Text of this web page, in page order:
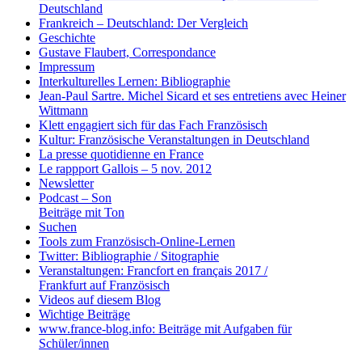
Deutschland
Frankreich – Deutschland: Der Vergleich
Geschichte
Gustave Flaubert, Correspondance
Impressum
Interkulturelles Lernen: Bibliographie
Jean-Paul Sartre. Michel Sicard et ses entretiens avec Heiner
Wittmann
Klett engagiert sich für das Fach Französisch
Kultur: Französische Veranstaltungen in Deutschland
La presse quotidienne en France
Le rappport Gallois – 5 nov. 2012
Newsletter
Podcast – Son
Beiträge mit Ton
Suchen
Tools zum Französisch-Online-Lernen
Twitter: Bibliographie / Sitographie
Veranstaltungen: Francfort en français 2017 /
Frankfurt auf Französisch
Videos auf diesem Blog
Wichtige Beiträge
www.france-blog.info: Beiträge mit Aufgaben für
Schüler/innen